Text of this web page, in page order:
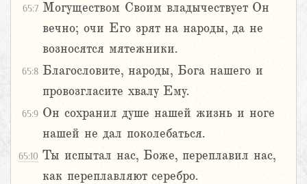
65:7 Могуществом Своим владычествует Он
вечно; очи Его зрят на народы, да не
возносятся мятежники.
65:8 Благословите, народы, Бога нашего и
провозгласите хвалу Ему.
65:9 Он сохранил душе нашей жизнь и ноге
нашей не дал поколебаться.
65:10 Ты испытал нас, Боже, переплавил нас,
как переплавляют серебро.